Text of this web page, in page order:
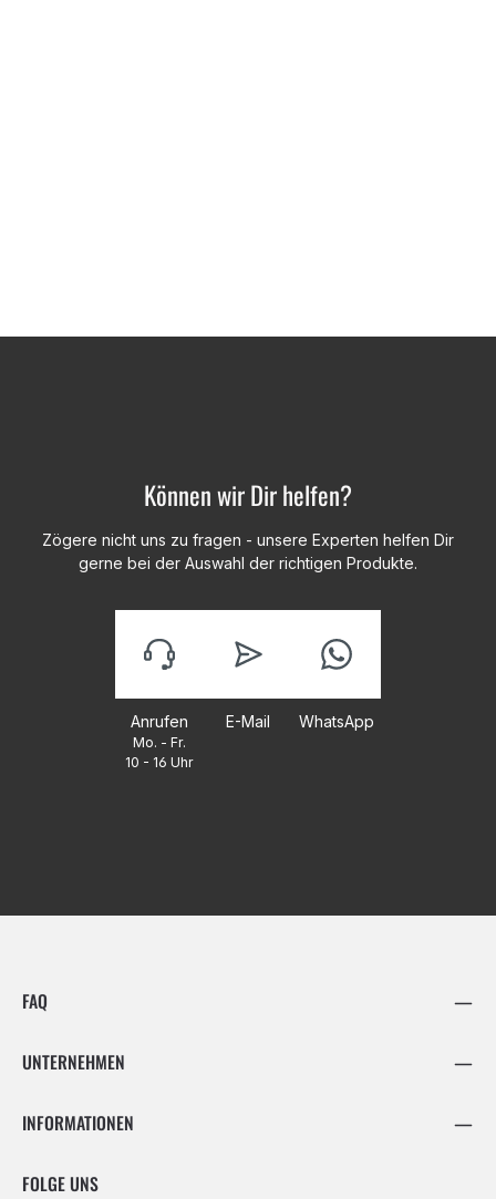
Können wir Dir helfen?
Zögere nicht uns zu fragen - unsere Experten helfen Dir
gerne bei der Auswahl der richtigen Produkte.
Anrufen
Mo. - Fr.
10 - 16 Uhr
E-Mail WhatsApp
FAQ
UNTERNEHMEN
INFORMATIONEN
FOLGE UNS